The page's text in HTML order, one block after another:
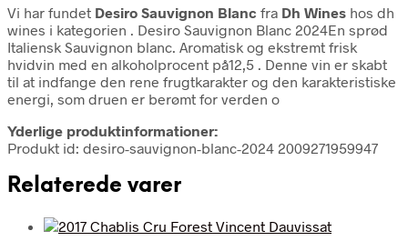
Vi har fundet Desiro Sauvignon Blanc fra Dh Wines hos dh
wines i kategorien . Desiro Sauvignon Blanc 2024En sprød
Italiensk Sauvignon blanc. Aromatisk og ekstremt frisk
hvidvin med en alkoholprocent på12,5 . Denne vin er skabt
til at indfange den rene frugtkarakter og den karakteristiske
energi, som druen er berømt for verden o
Yderlige produktinformationer:
Produkt id: desiro-sauvignon-blanc-2024 2009271959947
Relaterede varer